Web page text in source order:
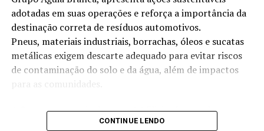
adotadas em suas operações e reforça a importância da
destinação correta de resíduos automotivos.
Pneus, materiais industriais, borrachas, óleos e sucatas
metálicas exigem descarte adequado para evitar riscos
de contaminação do solo e da água, além de impactos
para as comunidades.
A Savana, por meio das suas 14 filiais, desenvolve
anualmente iniciativas voltadas à redução no consumo
CONTINUE LENDO